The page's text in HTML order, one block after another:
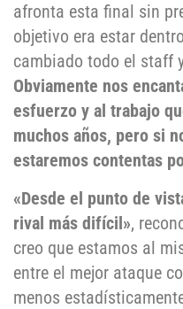
afronta esta final sin
objetivo era estar
cambiado todo el staff
Obviamente nos
esfuerzo y al trabajo
muchos años, pero si
estaremos contentas
«Desde el punto de
rival más difícil»,
creo que estamos al
entre el mejor ataque
menos